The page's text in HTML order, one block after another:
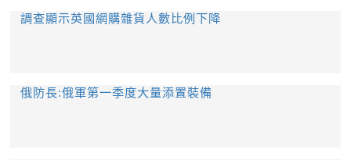
調查顯示英國網購雜貨人數比例下降
俄防長:俄軍第一季度大量添置裝備